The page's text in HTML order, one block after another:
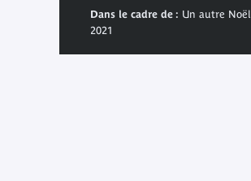
Dans le cadre de : Un autre Noël
2021